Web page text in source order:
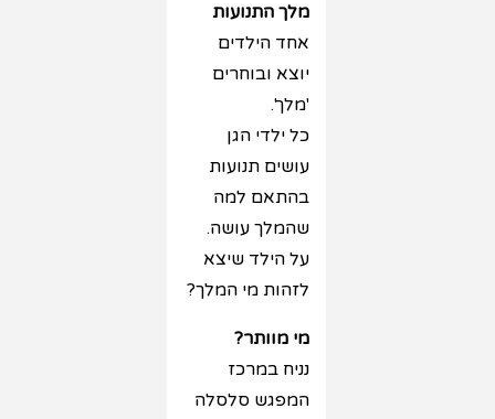
מלך התנועות
אחד הילדים
יוצא ובוחרים
'מלך'.
כל ילדי הגן
עושים תנועות
בהתאם למה
שהמלך עושה.
על הילד שיצא
לזהות מי המלך?
מי מוותר?
נניח במרכז
המפגש סלסלה